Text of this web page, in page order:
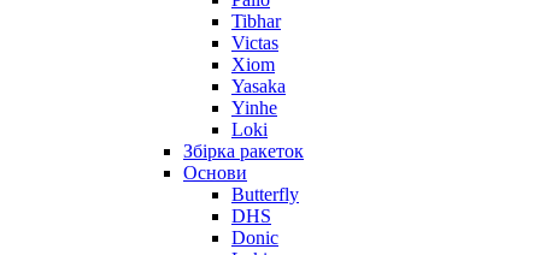
Tibhar
Victas
Xiom
Yasaka
Yinhe
Loki
Збірка ракеток
Основи
Butterfly
DHS
Donic